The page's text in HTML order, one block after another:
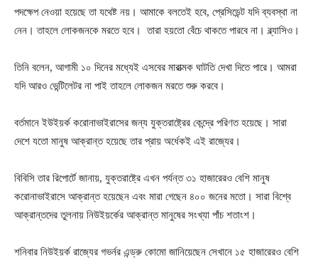
পদক্ষেপ নেওয়া হয়েছে তা যথেষ্ট নয়। আমাকে বলতেই হবে, প্রেসিডেন্ট যদি ব্যবস্থা না
নেন। তাহলে লোকজনকে মরতে হবে। তারা হয়তো বেঁচে থাকতে পারবে না। ব্ল্যাসিও।
তিনি বলেন, আগামী ১০ দিনের মধ্যেই এসবের মারাত্মক ঘাটতি দেখা দিতে পারে। আমরা
যদি আরও ভেন্টিলেটর না পাই তাহলে লোকজন মরতে শুরু করবে।
বর্তমানে ইউইয়র্ক করোনাভাইরাসের জন্য যুক্তরাষ্ট্রের কেন্দ্রে পরিণত হয়েছে। সারা
দেশে যতো মানুষ আক্রান্ত হয়েছে তার প্রায় অর্ধেকই এই রাজ্যের।
বিবিসি তার রিপোর্টে জানায়, যুক্তরাষ্ট্রে এখন পর্যন্ত ৩১ হাজারেরও বেশি মানুষ
করোনাভাইরাসে আক্রান্ত হয়েছেন এবং মারা গেছেন ৪০০ জনের মতো। সারা বিশ্বে
আক্রান্তদের তুলনায় নিউইয়র্কের আক্রান্ত মানুষের সংখ্যা পাঁচ শতাংশ।
শনিবার নিউইয়র্ক রাজ্যের গভর্নর এন্ড্রু কোমো জানিয়েছেন সেখানে ১৫ হাজারেরও বেশি